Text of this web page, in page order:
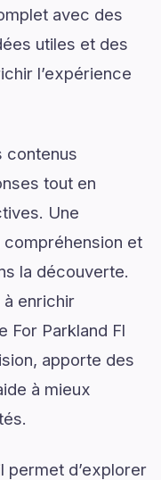
avec des
utiles et des
l’expérience
contenus
tout en
Une
et
la découverte.
à enrichir
For Parkland Fl
apporte des
à mieux
permet d’explorer